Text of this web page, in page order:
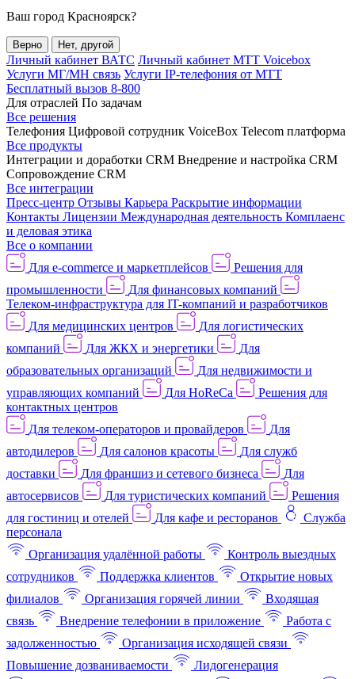
Ваш город Красноярск?
Верно Нет, другой
Личный кабинет ВАТС Личный кабинет МТТ Voicebox
Услуги МГ/МН связь Услуги IP-телефония от МТТ
Бесплатный вызов 8-800
Для отраслей По задачам
Все решения
Телефония Цифровой сотрудник VoiceBox Telecom платформа
Все продукты
Интеграции и доработки CRM Внедрение и настройка CRM
Сопровождение CRM
Все интеграции
Пресс-центр Отзывы Карьера Раскрытие информации
Контакты Лицензии Международная деятельность Комплаенс
и деловая этика
Все о компании
Для e-commerce и маркетплейсов
Решения для
промышленности
Для финансовых компаний
Телеком-инфраструктура для IT-компаний и разработчиков
Для медицинских центров
Для логистических
компаний
Для ЖКХ и энергетики
Для
образовательных организаций
Для недвижимости и
управляющих компаний
Для HoReCa
Решения для
контактных центров
Для телеком-операторов и провайдеров
Для
автодилеров
Для салонов красоты
Для служб
доставки
Для франшиз и сетевого бизнеса
Для
автосервисов
Для туристических компаний
Решения
для гостиниц и отелей
Для кафе и ресторанов
Служба
персонала
Организация удалённой работы
Контроль выездных
сотрудников
Поддержка клиентов
Открытие новых
филиалов
Организация горячей линии
Входящая
связь
Внедрение телефонии в приложение
Работа с
задолженностью
Организация исходящей связи
Повышение дозваниваемости
Лидогенерация